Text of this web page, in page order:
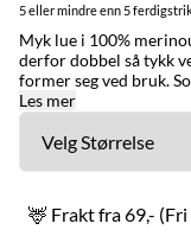
5 eller mindre enn 5
Myk lue i 100%
derfor dobbel så tykk
former seg ved bruk.
den gå litt ut. STØRRELSE/STURRODAT: Small (ca 54-55 cm) se
barn/ungdom Medium, standard str dame (ca 55-56 cm) Large,
standard str mann (ca 57-58 cm) XL, ekstra
folk og dyr. Bivvil er et nordsamisk ord for en person som holder
Les mer
🦌 Frakt fra 69,-